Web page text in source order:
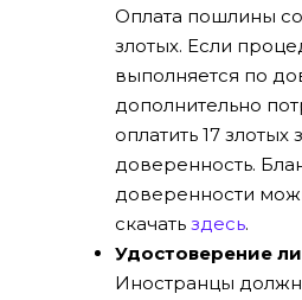
Оплата пошлины
злотых. Если
выполняется по
дополнительно
оплатить 17 злотых
доверенность.
доверенности
скачать здесь.
Удостоверение
Иностранцы